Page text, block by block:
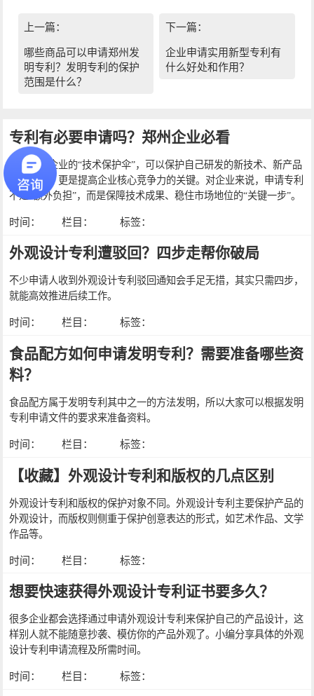
上一篇：
哪些商品可以申请郑州发
明专利？发明专利的保护
范围是什么？
下一篇：
企业申请实用新型专利有
什么好处和作用？
专利有必要申请吗？郑州企业必看
专利就像企业的“技术保护伞”，可以保护自己研发的新技术、新产品
不被抄袭，更是提高企业核心竞争力的关键。对企业来说，申请专利
不是“额外负担”，而是保障技术成果、稳住市场地位的“关键一步”。
时间： 栏目： 标签：
外观设计专利遭驳回？四步走帮你破局
不少申请人收到外观设计专利驳回通知会手足无措，其实只需四步，
就能高效推进后续工作。
时间： 栏目： 标签：
食品配方如何申请发明专利？需要准备哪些资
料？
食品配方属于发明专利其中之一的方法发明，所以大家可以根据发明
专利申请文件的要求来准备资料。
时间： 栏目： 标签：
【收藏】外观设计专利和版权的几点区别
外观设计专利和版权的保护对象不同。外观设计专利主要保护产品的
外观设计，而版权则侧重于保护创意表达的形式，如艺术作品、文学
作品等。
时间： 栏目： 标签：
想要快速获得外观设计专利证书要多久？
很多企业都会选择通过申请外观设计专利来保护自己的产品设计，这
样别人就不能随意抄袭、模仿你的产品外观了。小编分享具体的外观
设计专利申请流程及所需时间。
时间： 栏目： 标签：